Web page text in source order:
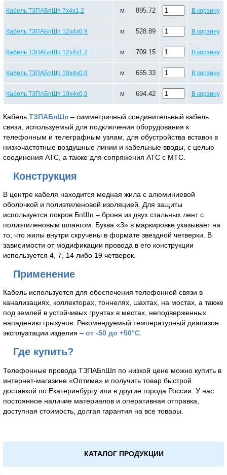
Кабель ТЗПАБпШп 7х4х1,2 м 895.72 В корзину
Кабель ТЗПАБпШп 12х4х0,9 м 528.89 В корзину
Кабель ТЗПАБпШп 12х4х1,2 м 709.15 В корзину
Кабель ТЗПАБпШп 18х4х0,9 м 655.33 В корзину
Кабель ТЗПАБпШп 19х4х0,9 м 694.42 В корзину
Кабель ТЗПАБпШп – симметричный соединительный кабель
связи, используемый для подключения оборудования к
телефонным и телеграфным узлам, для обустройства вставок в
низкочастотные воздушные линии и кабельные вводы, с целью
соединения АТС, а также для сопряжения АТС с МТС.
Конструкция
В центре кабеля находится медная жила с алюминиевой
оболочкой и полиэтиленовой изоляцией. Для защиты
используется покров БпШп – броня из двух стальных лент с
полиэтиленовым шлангом. Буква «З» в маркировке указывает на
то, что жилы внутри скручены в формате звездной четверки. В
зависимости от модификации провода в его конструкции
используется 4, 7, 14 либо 19 четверок.
Применение
Кабель используется для обеспечения телефонной связи в
канализациях, коллекторах, тоннелях, шахтах, на мостах, а также
под землей в устойчивых грунтах в местах, неподверженных
нападению грызунов. Рекомендуемый температурный диапазон
эксплуатации изделия – от -50 до +50°С.
Где купить?
Телефонные провода ТЗПАБпШп по низкой цене можно купить в
интернет-магазине «Оптима» и получить товар быстрой
доставкой по Екатеринбургу или в другие города России. У нас
постоянное наличие материалов и оперативная отправка,
доступная стоимость, долгая гарантия на все товары.
КАТАЛОГ ПРОДУКЦИИ